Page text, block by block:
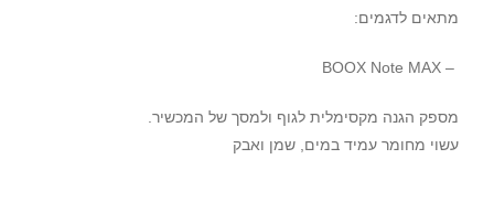
מתאים לדגמים:
– BOOX Note MAX
מספק הגנה מקסימלית לגוף ולמסך של המכשיר.
עשוי מחומר עמיד במים, שמן ואבק